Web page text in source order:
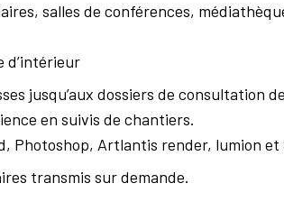
salles de conférences,
d’intérieur
jusqu’aux dossiers de consultation
en suivis de chantiers.
Photoshop, Artlantis render, lumion et
transmis sur demande.